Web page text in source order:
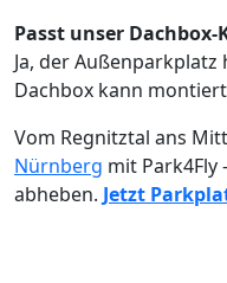
Passt unser
Ja, der
Dachbox kann
Vom Regnitztal ans
Nürnberg mit Park4Fly
abheben. Jetzt